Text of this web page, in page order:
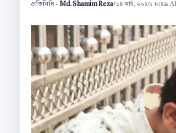
প্রতিনিধি - Md. Shamim Reza•১৪ মার্চ, ২০২৬ ৮:৪৯